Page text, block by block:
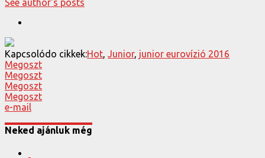
Kapcsolódo cikkek:Hot Junior, junior eurovízió 2016
Megoszt
Megoszt
Megoszt
Megoszt
e-mail
Neked ajánluk még